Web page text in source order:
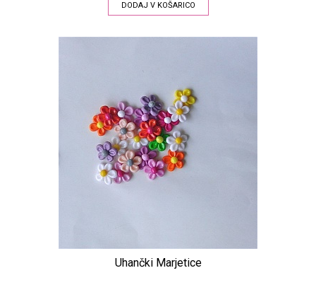
DODAJ V KOŠARICO
Uhančki Marjetice